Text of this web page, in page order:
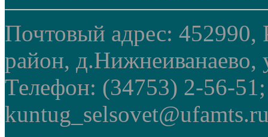
Почтовый адрес: 452990,
район, д.Нижнеиванаево,
Телефон: (34753) 2-56-